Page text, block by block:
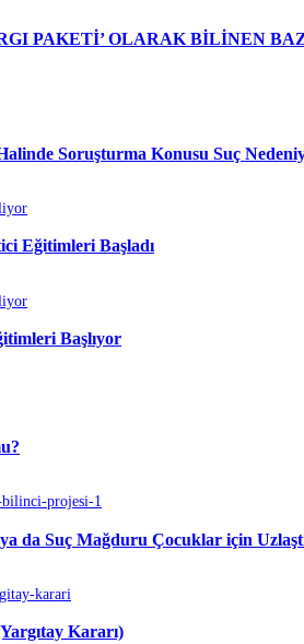
PAKETİ’ OLARAK BİLİNEN
Halinde Soruşturma Konusu Suç
Eğitimleri Başladı
Başlıyor
da Suç Mağduru Çocuklar için
Kararı)